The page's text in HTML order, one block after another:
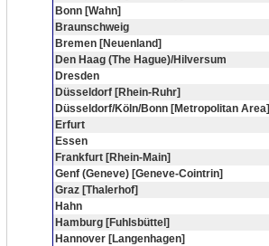
Bonn [Wahn]
Braunschweig
Bremen [Neuenland]
Den Haag (The Hague)/Hilversum
Dresden
Düsseldorf [Rhein-Ruhr]
Düsseldorf/Köln/Bonn [Metropolitan Area]
Erfurt
Essen
Frankfurt [Rhein-Main]
Genf (Geneve) [Geneve-Cointrin]
Graz [Thalerhof]
Hahn
Hamburg [Fuhlsbüttel]
Hannover [Langenhagen]